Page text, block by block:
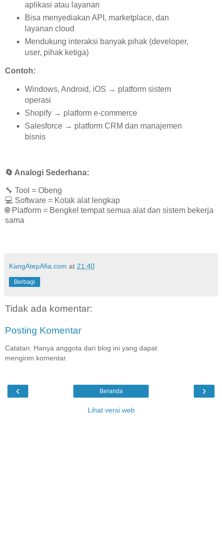
aplikasi atau layanan
Bisa menyediakan API, marketplace, dan
layanan cloud
Mendukung interaksi banyak pihak (developer,
user, pihak ketiga)
Contoh:
Windows, Android, iOS → platform sistem
operasi
Shopify → platform e-commerce
Salesforce → platform CRM dan manajemen
bisnis
🔄 Analogi Sederhana:
🔧 Tool = Obeng
💻 Software = Kotak alat lengkap
🌐Platform = Bengkel tempat semua alat dan sistem bekerja
sama
KangAtepAfia.com at 21:40
Berbagi
Tidak ada komentar:
Posting Komentar
Catatan: Hanya anggota dari blog ini yang dapat
mengirim komentar.
‹ ›
Beranda
Lihat versi web